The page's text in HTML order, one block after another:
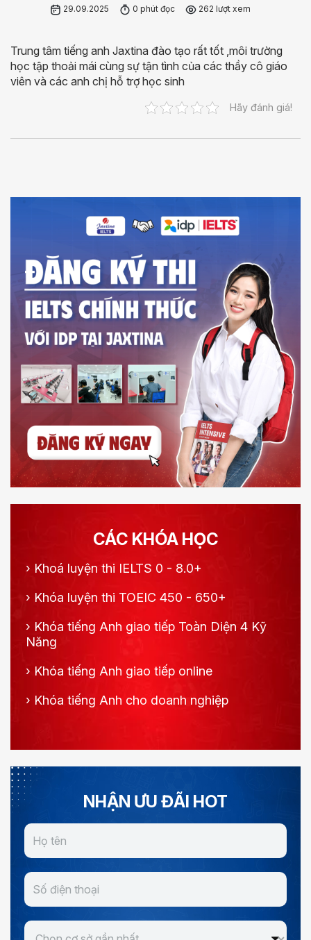
29.09.2025 0 phút đọc 262 lượt xem
Trung tâm tiếng anh Jaxtina đào tạo rất tốt ,môi trường
học tập thoải mái cùng sự tận tình của các thầy cô giáo
viên và các anh chị hỗ trợ học sinh
Hãy đánh giá!
CÁC KHÓA HỌC
› Khoá luyện thi IELTS 0 - 8.0+
› Khóa luyện thi TOEIC 450 - 650+
› Khóa tiếng Anh giao tiếp Toàn Diện 4 Kỹ
Năng
› Khóa tiếng Anh giao tiếp online
› Khóa tiếng Anh cho doanh nghiệp
NHẬN ƯU ĐÃI HOT